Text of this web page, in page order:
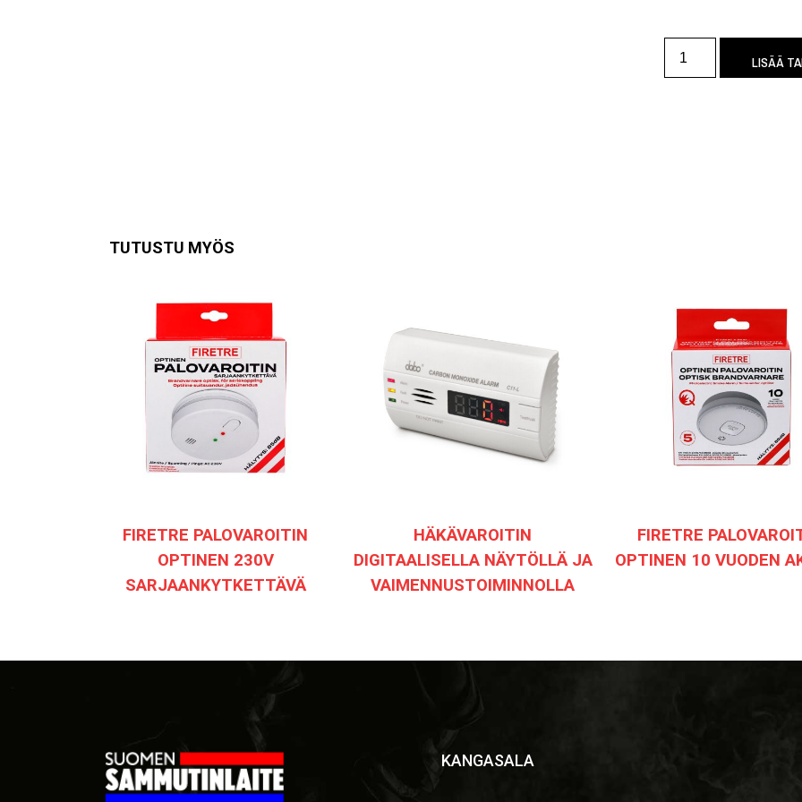
LISÄÄ
TUTUSTU MYÖS
FIRETRE PALOVAROITIN
OPTINEN 230V
SARJAANKYTKETTÄVÄ
HÄKÄVAROITIN
DIGITAALISELLA NÄYTÖLLÄ JA
VAIMENNUSTOIMINNOLLA
FIRETRE
OPTINEN 10 VUODEN
KANGASALA